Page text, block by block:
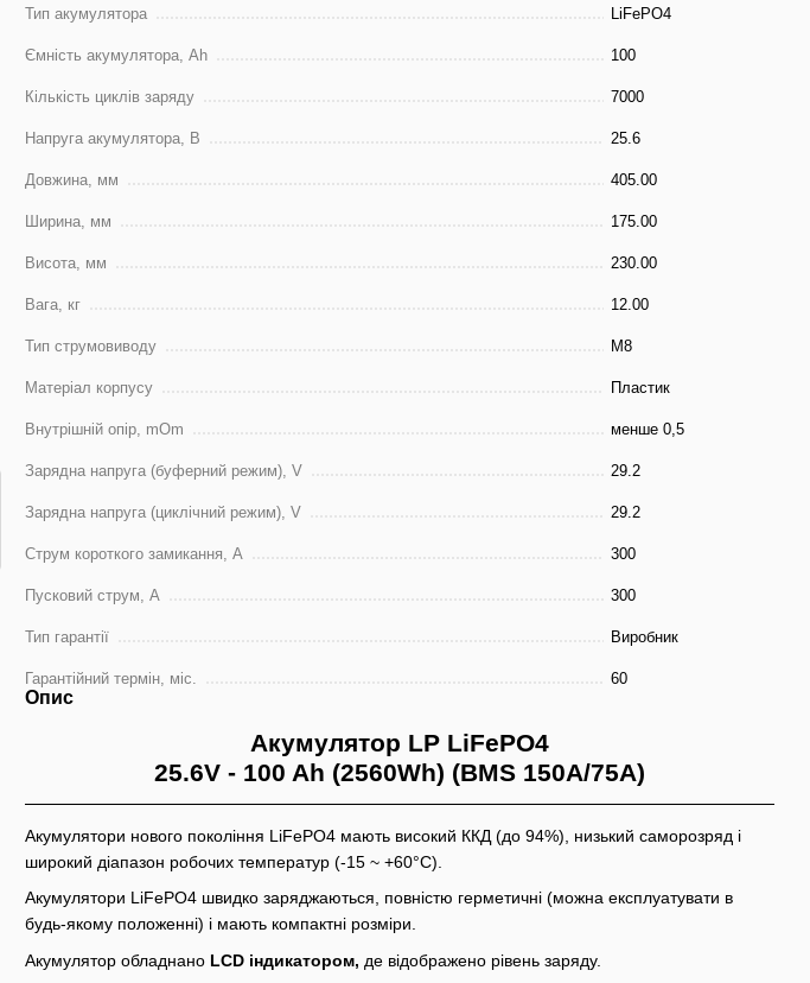
Тип акумулятора LiFePO4
Ємність акумулятора, Ah 100
Кількість циклів заряду 7000
Напруга акумулятора, В 25.6
Довжина, мм 405.00
Ширина, мм 175.00
Висота, мм 230.00
Вага, кг 12.00
Тип струмовиводу М8
Матеріал корпусу Пластик
Внутрішній опір, mOm менше 0,5
Зарядна напруга (буферний режим), V 29.2
Зарядна напруга (циклічний режим), V 29.2
Струм короткого замикання, A 300
Пусковий струм, А 300
Тип гарантії Виробник
Гарантійний термін, міс. 60
Опис
Акумулятор LP LiFePO4
25.6V - 100 Ah (2560Wh) (BMS 150A/75А)
Акумулятори нового покоління LiFePO4 мають високий ККД (до 94%), низький саморозряд і
широкий діапазон робочих температур (-15 ~ +60°C).
Акумулятори LiFePO4 швидко заряджаються, повністю герметичні (можна експлуатувати в
будь-якому положенні) і мають компактні розміри.
Акумулятор обладнано LCD індикатором, де відображено рівень заряду.